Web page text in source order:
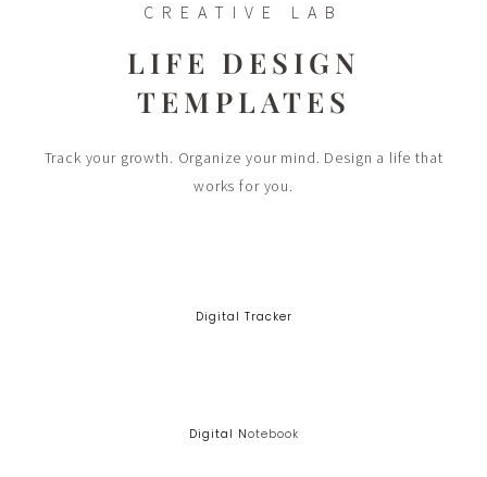
CREATIVE LAB
LIFE DESIGN
TEMPLATES
Track your growth. Organize your mind. Design a life that
works for you.
Digital Tracker
Digital NOtebook